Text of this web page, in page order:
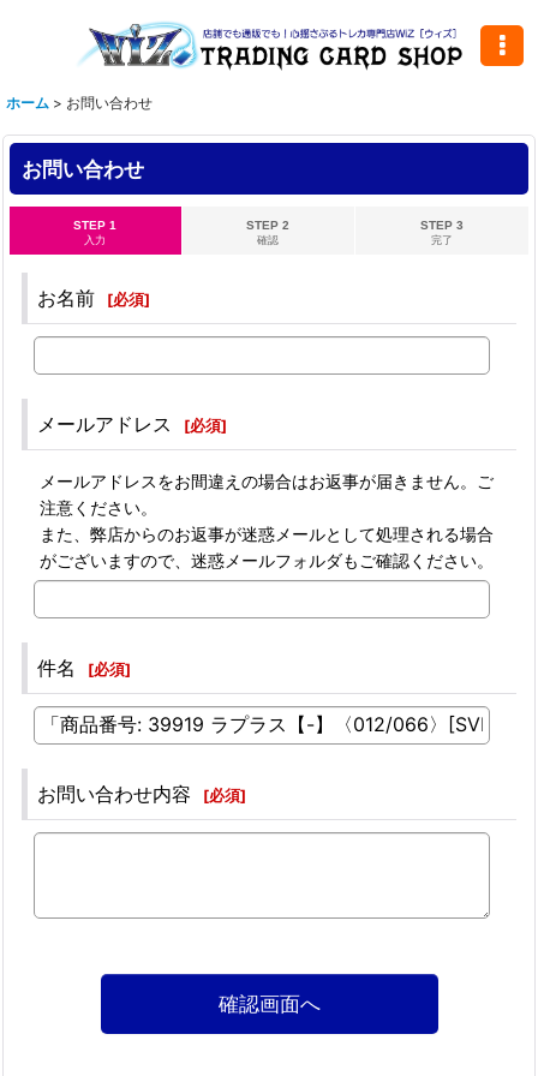
ホーム > お問い合わせ
お問い合わせ
STEP 1
入力
STEP 2
確認
STEP 3
完了
お名前 [必須]
メールアドレス [必須]
メールアドレスをお間違えの場合はお返事が届きません。ご
注意ください。
また、弊店からのお返事が迷惑メールとして処理される場合
がございますので、迷惑メールフォルダもご確認ください。
件名 [必須]
お問い合わせ内容 [必須]
確認画面へ